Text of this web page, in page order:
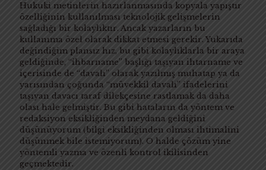
Hukuki metinlerin hazırlanmasında kopyala yapıştır
özelliğinin kullanılması teknolojik gelişmelerin
sağladığı bir kolaylıktır. Ancak yazarların bu
kullanıma özel olarak dikkat etmesi gerekir. Yukarıda
değindiğim plansız hız, bu gibi kolaylıklarla bir araya
geldiğinde, “ihbarname” başlığı taşıyan ihtarname ve
içerisinde de “davalı” olarak yazılmış muhatap ya da
yarısından çoğunda “müvekkil davalı” ifadelerini
taşıyan davacı taraf dilekçesine rastlamak da daha
olası hale gelmiştir. Bu gibi hataların da yöntem ve
redaksiyon eksikliğinden meydana geldiğini
düşünüyorum (bilgi eksikliğinden olması ihtimalini
düşünmek bile istemiyorum). O halde çözüm yine
yöntemli yazma ve özenli kontrol ikilisinden
geçmektedir.